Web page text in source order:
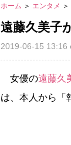
ホーム ＞ エンタメ
遠藤久美子
2019-06-15 13:16
女優の遠藤久
は、本人から「